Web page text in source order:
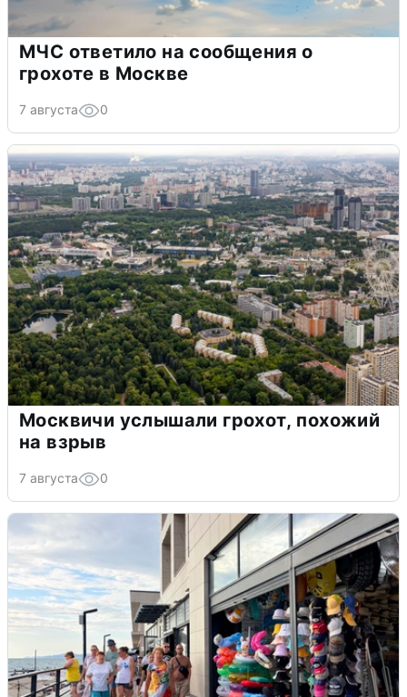
МЧС ответило на сообщения о
грохоте в Москве
7 августа 0
Москвичи услышали грохот, похожий
на взрыв
7 августа 0